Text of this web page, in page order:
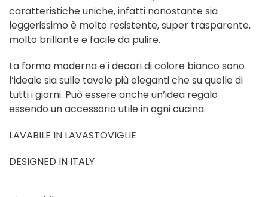
caratteristiche uniche, infatti nonostante sia
leggerissimo è molto resistente, super trasparente,
molto brillante e facile da pulire.
La forma moderna e i decori di colore bianco sono
l’ideale sia sulle tavole più eleganti che su quelle di
tutti i giorni. Può essere anche un’idea regalo
essendo un accessorio utile in ogni cucina.
LAVABILE IN LAVASTOVIGLIE
DESIGNED IN ITALY